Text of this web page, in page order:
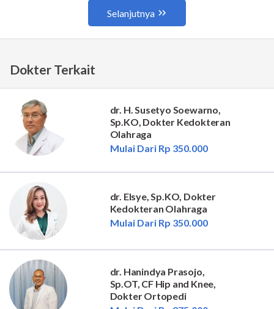
Dokter Terkait